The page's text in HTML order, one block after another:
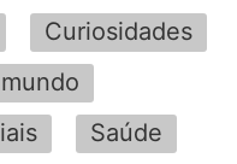
Curiosidades
mundo
Saúde